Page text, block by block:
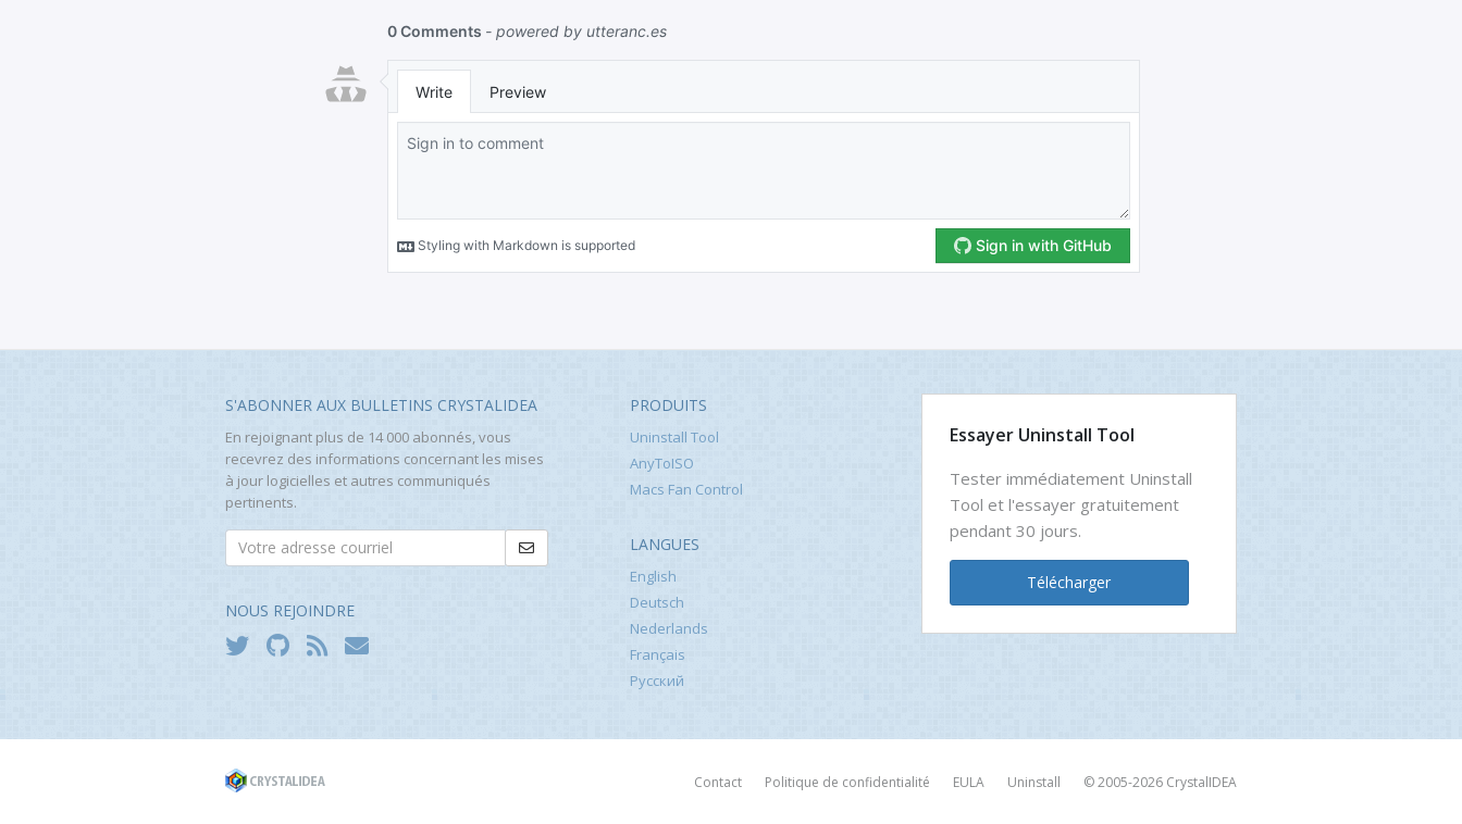
S'ABONNER AUX BULLETINS CRYSTALIDEA
En rejoignant plus de 14 000 abonnés, vous
recevrez des informations concernant les mises
à jour logicielles et autres communiqués
pertinents.
NOUS REJOINDRE
PRODUITS
Uninstall Tool
AnyToISO
Macs Fan Control
LANGUES
English
Deutsch
Nederlands
Français
Русский
Essayer Uninstall Tool
Tester immédiatement Uninstall
Tool et l'essayer gratuitement
pendant 30 jours.
Télécharger
Contact Politique de confidentialité EULA Uninstall © 2005-2026 CrystalIDEA